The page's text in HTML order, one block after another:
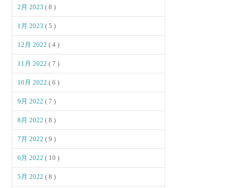
2月 2023( 8 )
1月 2023( 5 )
12月 2022( 4 )
11月 2022( 7 )
10月 2022( 6 )
9月 2022( 7 )
8月 2022( 8 )
7月 2022( 9 )
6月 2022( 10 )
5月 2022( 8 )